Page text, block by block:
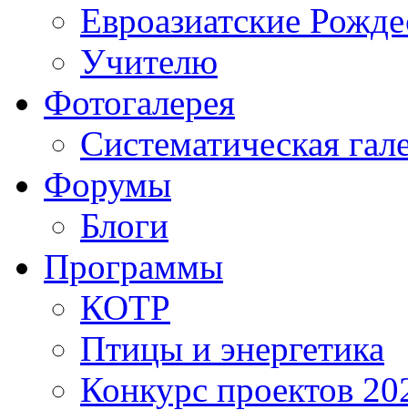
Евроазиатские
Учителю
Фотогалерея
Систематическая
Форумы
Блоги
Программы
КОТР
Птицы и энергетика
Конкурс проектов